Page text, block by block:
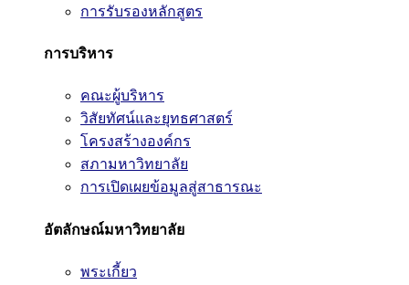
การรับรองหลักสูตร
การบริหาร
คณะผู้บริหาร
วิสัยทัศน์และยุทธศาสตร์
โครงสร้างองค์กร
สภามหาวิทยาลัย
การเปิดเผยข้อมูลสู่สาธารณะ
อัตลักษณ์มหาวิทยาลัย
พระเกี้ยว